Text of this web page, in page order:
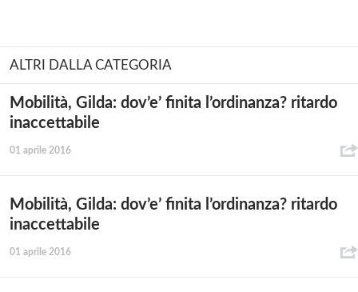
ALTRI DALLA CATEGORIA
Mobilità, Gilda: dov’e’ finita l’ordinanza? ritardo
inaccettabile
01 aprile 2016
Mobilità, Gilda: dov’e’ finita l’ordinanza? ritardo
inaccettabile
01 aprile 2016